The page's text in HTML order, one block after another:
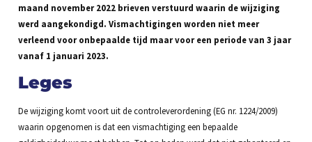
maand november 2022 brieven verstuurd waarin de wijziging
werd aangekondigd. Vismachtigingen worden niet meer
verleend voor onbepaalde tijd maar voor een periode van 3 jaar
vanaf 1 januari 2023.
Leges
De wijziging komt voort uit de controleverordening (EG nr. 1224/2009)
waarin opgenomen is dat een vismachtiging een bepaalde